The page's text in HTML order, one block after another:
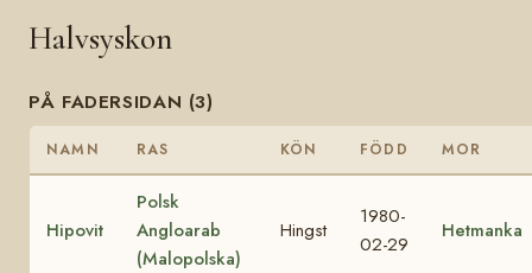
Halvsyskon
PÅ FADERSIDAN (3)
NAMN RAS KÖN FÖDD MOR
Hipovit
Polsk
Angloarab
(Malopolska)
Hingst
1980-
02-29
Hetmanka